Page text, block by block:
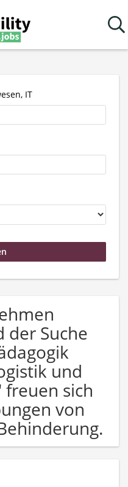
IT
der Suche
und
sich
von